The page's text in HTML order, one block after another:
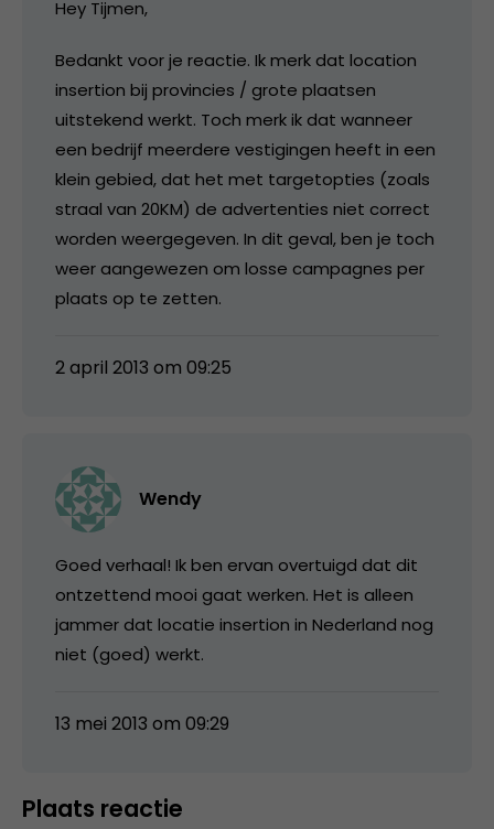
Hey Tijmen,
Bedankt voor je reactie. Ik merk dat location
insertion bij provincies / grote plaatsen
uitstekend werkt. Toch merk ik dat wanneer
een bedrijf meerdere vestigingen heeft in een
klein gebied, dat het met targetopties (zoals
straal van 20KM) de advertenties niet correct
worden weergegeven. In dit geval, ben je toch
weer aangewezen om losse campagnes per
plaats op te zetten.
2 april 2013 om 09:25
Wendy
Goed verhaal! Ik ben ervan overtuigd dat dit
ontzettend mooi gaat werken. Het is alleen
jammer dat locatie insertion in Nederland nog
niet (goed) werkt.
13 mei 2013 om 09:29
Plaats reactie